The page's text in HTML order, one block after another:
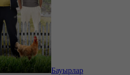
Бауырлар